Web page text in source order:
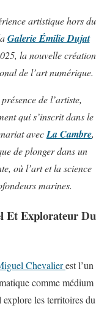
artistique hors du
Galerie Émilie Dujat
la nouvelle création
de l’art numérique.
de l’artiste,
qui s’inscrit dans le
avecLa Cambre,
de plonger dans un
où l’art et la science
marines.
Et Explorateur Du
Chevalierest l’un
comme médium
les territoires du